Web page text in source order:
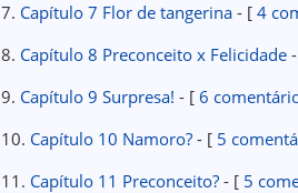
7. Capítulo 7 Flor de tangerina- [4
8. Capítulo 8 Preconceito x Felicidade
9. Capítulo 9 Surpresa!- [6
10. Capítulo 10 Namoro?- [ 5
11. Capítulo 11 Preconceito?- [ 5